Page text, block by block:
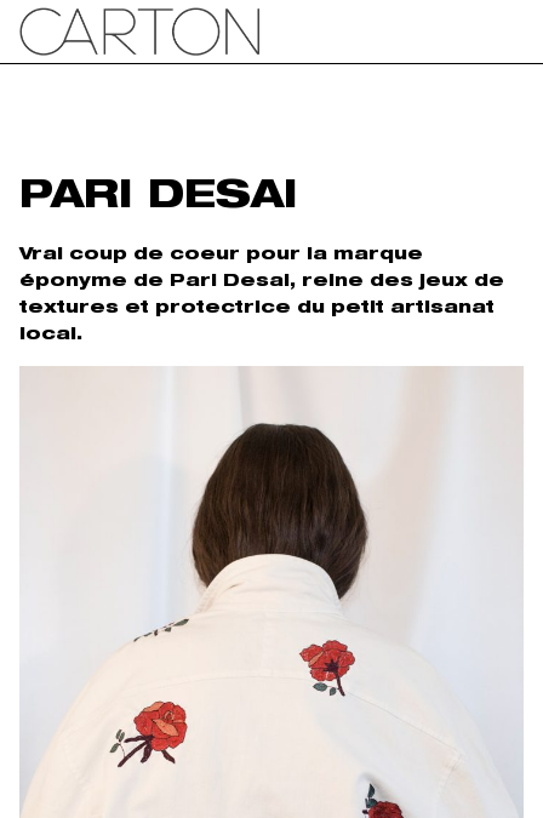
PARI DESAI
Vrai coup de coeur pour la marque
éponyme de Pari Desai, reine des jeux de
textures et protectrice du petit artisanat
local.